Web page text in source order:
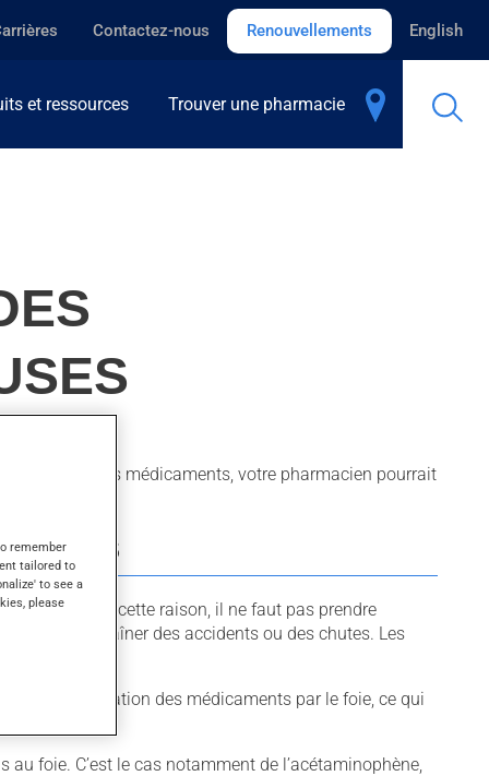
Contactez-nous Renouvellements English
et ressources Trouver une pharmacie
prenez des médicaments, votre pharmacien pourrait
Pour cette raison, il ne faut pas prendre
peut entraîner des accidents ou des chutes. Les
la transformation des médicaments par le foie, ce qui
foie. C’est le cas notamment de l’acétaminophène,
remember
tailored to
to see a
please